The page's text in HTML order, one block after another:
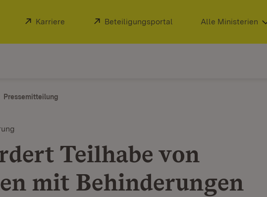
Extern:
Karriere (Öffnet in neuem Fenster)
Extern:
Beteiligungsportal (Öffnet in neuem Fenster)
Alle Ministerien
Pressemitteilung
Teilhabe von
mit Behinderungen